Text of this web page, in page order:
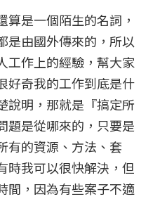
算是一個陌生的名詞，
是由國外傳來的，所以
工作上的經驗，幫大家
好奇我的工作到底是什
說明，那就是『搞定所
題是從哪來的，只要是
有的資源、方法、套
時我可以很快解決，但
間，因為有些案子不適